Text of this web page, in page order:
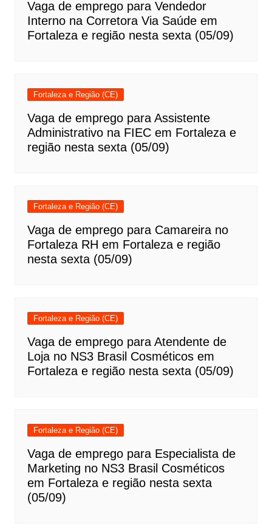
Vaga de emprego para Vendedor
Interno na Corretora Via Saúde em
Fortaleza e região nesta sexta (05/09)
Fortaleza e Região (CE)
Vaga de emprego para Assistente
Administrativo na FIEC em Fortaleza e
região nesta sexta (05/09)
Fortaleza e Região (CE)
Vaga de emprego para Camareira no
Fortaleza RH em Fortaleza e região
nesta sexta (05/09)
Fortaleza e Região (CE)
Vaga de emprego para Atendente de
Loja no NS3 Brasil Cosméticos em
Fortaleza e região nesta sexta (05/09)
Fortaleza e Região (CE)
Vaga de emprego para Especialista de
Marketing no NS3 Brasil Cosméticos
em Fortaleza e região nesta sexta
(05/09)